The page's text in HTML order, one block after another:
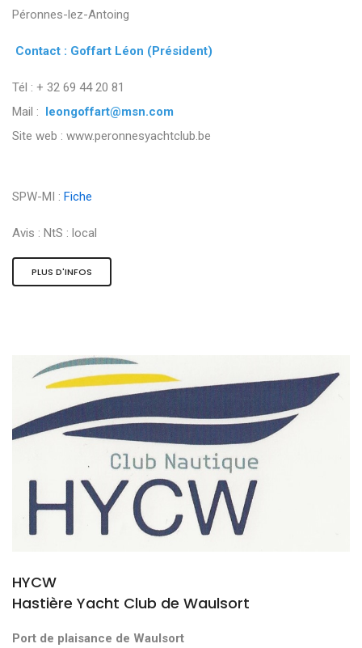
Péronnes-lez-Antoing
Contact : Goffart Léon (Président)
Tél : + 32 69 44 20 81
Mail : leongoffart@msn.com
Site web : www.peronnesyachtclub.be
SPW-MI : Fiche
Avis : NtS : local
PLUS D'INFOS
HYCW
Hastière Yacht Club de Waulsort
Port de plaisance de Waulsort